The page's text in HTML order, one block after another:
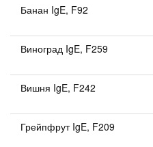
Банан IgE, F92
Виноград IgE, F259
Вишня IgE, F242
Грейпфрут IgE, F209